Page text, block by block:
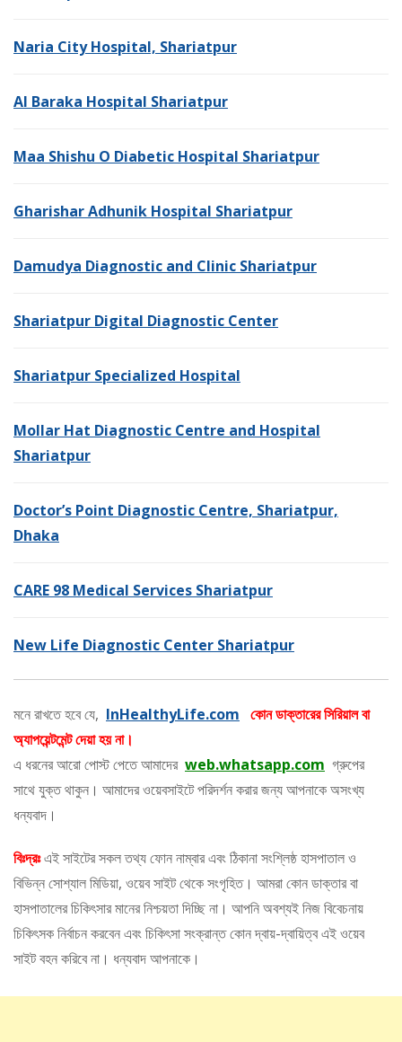
Naria City Hospital, Shariatpur
Al Baraka Hospital Shariatpur
Maa Shishu O Diabetic Hospital Shariatpur
Gharishar Adhunik Hospital Shariatpur
Damudya Diagnostic and Clinic Shariatpur
Shariatpur Digital Diagnostic Center
Shariatpur Specialized Hospital
Mollar Hat Diagnostic Centre and Hospital
Shariatpur
Doctor’s Point Diagnostic Centre, Shariatpur,
Dhaka
CARE 98 Medical Services Shariatpur
New Life Diagnostic Center Shariatpur
মনে রাখতে হবে যে, InHealthyLife.com কোন ডাক্তারের সিরিয়াল বা
অ্যাপয়েন্টমেন্ট দেয়া হয় না।
এ ধরনের আরো পোস্ট পেতে আমাদের web.whatsapp.com গ্রুপের
সাথে যুক্ত থাকুন। আমাদের ওয়েবসাইটে পরিদর্শন করার জন্য আপনাকে অসংখ্য
ধন্যবাদ।
বিঃদ্রঃএই সাইটের সকল তথ্য ফোন নাম্বার এবং ঠিকানা সংশ্লিষ্ঠ হাসপাতাল ও
বিভিন্ন সোশ্যাল মিডিয়া, ওয়েব সাইট থেকে সংগৃহিত। আমরা কোন ডাক্তার বা
হাসপাতালের চিকিৎসার মানের নিশ্চয়তা দিচ্ছি না। আপনি অবশ্যই নিজ বিবেচনায়
চিকিৎসক নির্বাচন করবেন এবং চিকিৎসা সংক্রান্ত কোন দ্বায়-দ্বায়িত্ব এই ওয়েব
সাইট বহন করিবে না। ধন্যবাদ আপনাকে।